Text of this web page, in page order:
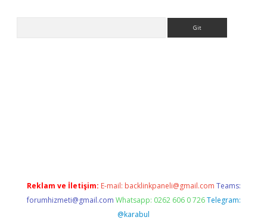
Reklam ve İletişim: E-mail: backlinkpaneli@gmail.com Teams:
forumhizmeti@gmail.com Whatsapp: 0262 606 0 726 Telegram:
@karabul